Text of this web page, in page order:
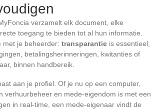
verzamelt elk document, elke
toegang te bieden tot al hun informatie.
met je beheerder: transparantie is essentieel,
betalingsherinneringen, kwitanties of
binnen handbereik.
aan je profiel. Of je nu op een computer,
verhuurbeheer en mede-eigendom is met een
in real-time, een mede-eigenaar vindt de